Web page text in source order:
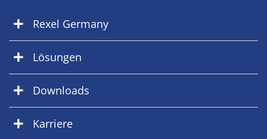
Rexel Germany
Lösungen
Downloads
Karriere